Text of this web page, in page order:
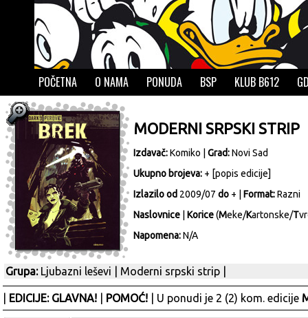
POČETNA O NAMA PONUDA BSP KLUB B612
MODERNI SRPSKI STRIP
Izdavač:Komiko Grad:Novi Sad
Ukupno brojeva: + [popis edicije]
Izlazilo od 2009/07 do + | Format:Razni
Naslovnice
Korice(Meke/Kartonske/T
Napomena:N/A
Grupa: Ljubazni leševi Moderni srpski strip
EDICIJE: GLAVNA! POMOĆ! | U ponudi je 2 (2) kom. edicije